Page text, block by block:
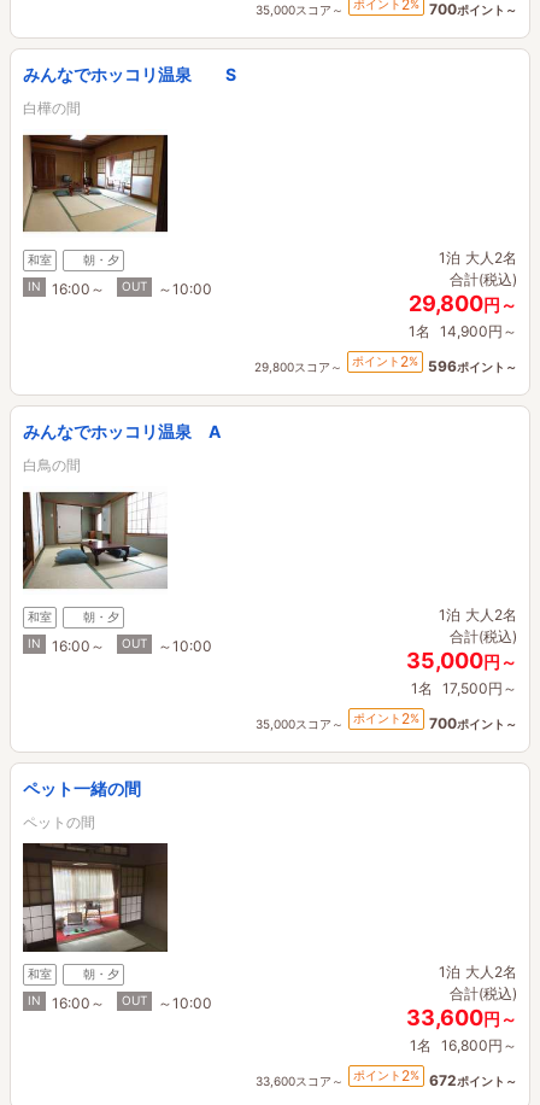
35,000スコア～ ポイント 2% 700ポイント～
みんなでホッコリ温泉 S
白樺の間
和室
朝・夕
IN
16:00～ OUT ～10:00
1泊 大人2名
合計(税込)
29,800円～
1名 14,900円～
29,800スコア～ ポイント 2% 596ポイント～
みんなでホッコリ温泉 A
白鳥の間
和室
朝・夕
IN
16:00～ OUT ～10:00
1泊 大人2名
合計(税込)
35,000円～
1名 17,500円～
35,000スコア～ ポイント 2% 700ポイント～
ペット一緒の間
ペットの間
和室
朝・夕
IN
16:00～ OUT ～10:00
1泊 大人2名
合計(税込)
33,600円～
1名 16,800円～
33,600スコア～ ポイント 2% 672ポイント～